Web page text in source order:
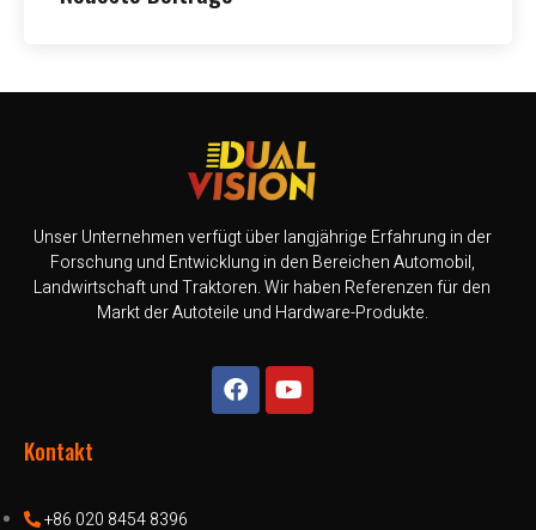
Unser Unternehmen verfügt über langjährige Erfahrung in der
Forschung und Entwicklung in den Bereichen Automobil,
Landwirtschaft und Traktoren. Wir haben Referenzen für den
Markt der Autoteile und Hardware-Produkte.
Kontakt
+86 020 8454 8396